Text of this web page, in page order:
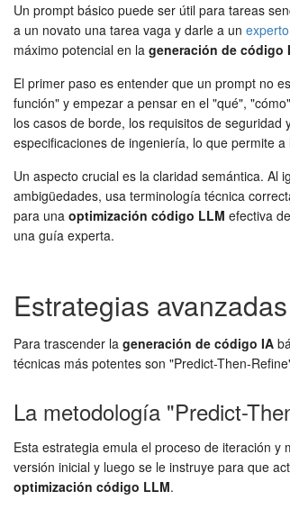
Un prompt básico puede ser útil para tareas
a un novato una tarea vaga y darle a un experto
máximo potencial en la generación de código
El primer paso es entender que un prompt no
función" y empezar a pensar en el "qué",
los casos de borde, los requisitos de
especificaciones de ingeniería, lo que permite a
Un aspecto crucial es la claridad semántica. Al
ambigüedades, usa terminología técnica
para una optimización código LLM efectiva
una guía experta.
Estrategias
Para trascender la generación de código IA
técnicas más potentes son "Predict-Then-
La metodología "Predict-
Esta estrategia emula el proceso de iteración
versión inicial y luego se le instruye para que
optimización código LLM.